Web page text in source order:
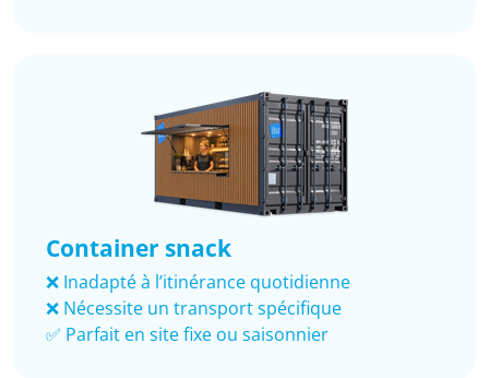
Container snack
❌ Inadapté à l’itinérance quotidienne
❌ Nécessite un transport spécifique
✅ Parfait en site fixe ou saisonnier